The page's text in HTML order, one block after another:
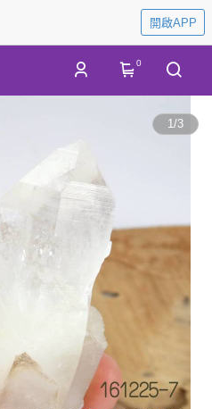
開啟APP
0
1/3